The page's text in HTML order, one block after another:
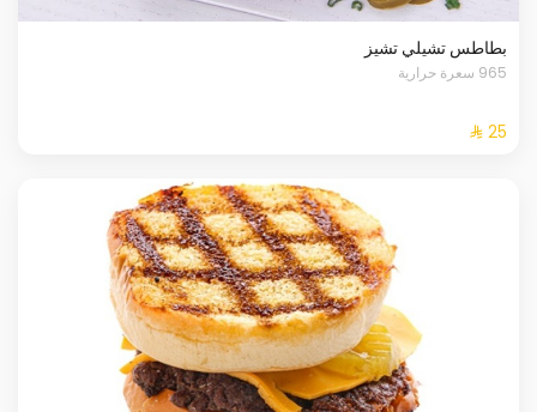
بطاطس تشيلي تشيز
965 سعرة حرارية